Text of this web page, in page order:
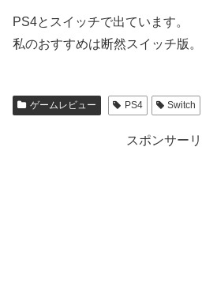
PS4とスイッチで出ています。
私のおすすめは断然スイッチ版。
ゲームレビュー PS4 Switch
スポンサー